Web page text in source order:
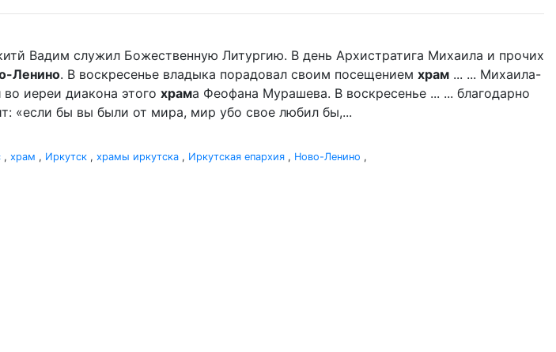
Вадим служил Божественную Литургию. В день Архистратига Михаила и прочих
Ленино. В воскресенье владыка порадовал своим посещением храм ... ... Михаила-
во иереи диакона этого храма Феофана Мурашева. В воскресенье ... ... благодарно
«если бы вы были от мира, мир убо свое любил бы,...
, храм , Иркутск , храмы иркутска , Иркутская епархия , Ново-Ленино ,